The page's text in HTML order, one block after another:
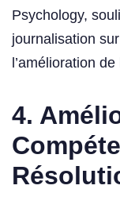
Psychology,
journalisation
l’amélioration
4.